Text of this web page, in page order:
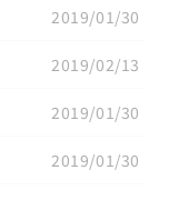
2019/01/30
2019/02/13
2019/01/30
2019/01/30